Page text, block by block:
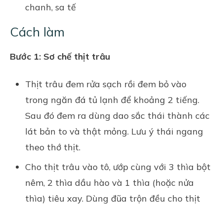
chanh, sa tế
Cách làm
Bước 1: Sơ chế thịt trâu
Thịt trâu đem rửa sạch rồi đem bỏ vào
trong ngăn đá tủ lạnh để khoảng 2 tiếng.
Sau đó đem ra dùng dao sắc thái thành các
lát bản to và thật mỏng. Lưu ý thái ngang
theo thớ thịt.
Cho thịt trâu vào tô, ướp cùng với 3 thìa bột
nêm, 2 thìa dầu hào và 1 thìa (hoặc nửa
thìa) tiêu xay. Dùng đũa trộn đều cho thịt